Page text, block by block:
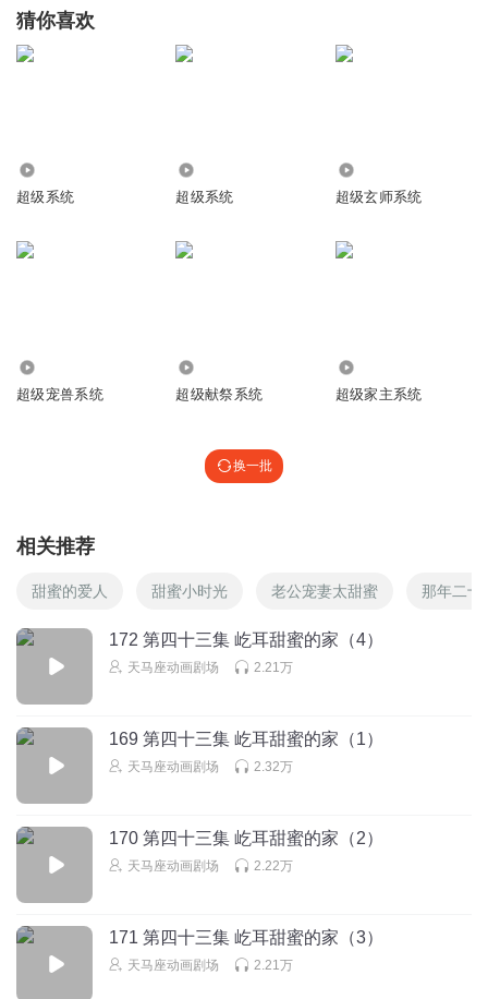
猜你喜欢
超级系统 超级系统 超级玄师系统
超级宠兽系统 超级献祭系统 超级家主系统
换一批
相关推荐
甜蜜的爱人 甜蜜小时光 老公宠妻太甜蜜 那年二十
172 第四十三集 屹耳甜蜜的家（4）
天马座动画剧场 2.21万
169 第四十三集 屹耳甜蜜的家（1）
天马座动画剧场 2.32万
170 第四十三集 屹耳甜蜜的家（2）
天马座动画剧场 2.22万
171 第四十三集 屹耳甜蜜的家（3）
天马座动画剧场 2.21万